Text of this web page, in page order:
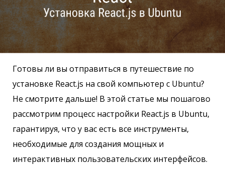
Готовы ли вы отправиться в путешествие по
установке React.js на свой компьютер с Ubuntu?
Не смотрите дальше! В этой статье мы пошагово
рассмотрим процесс настройки React.js в Ubuntu,
гарантируя, что у вас есть все инструменты,
необходимые для создания мощных и
интерактивных пользовательских интерфейсов.